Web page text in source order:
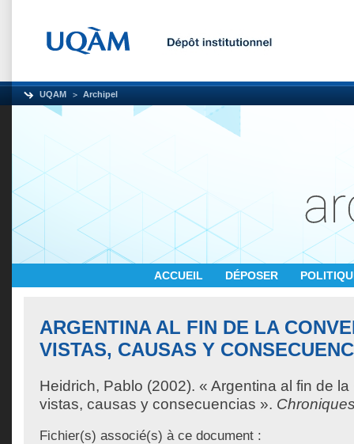
UQAM Archipel
ACCUEIL DÉPOSER
ARGENTINA AL FIN DE LA
VISTAS, CAUSAS Y
Heidrich, Pablo (2002). « Argentina al fin de
vistas, causas y consecuencias ».
Fichier(s) associé(s) à ce document :